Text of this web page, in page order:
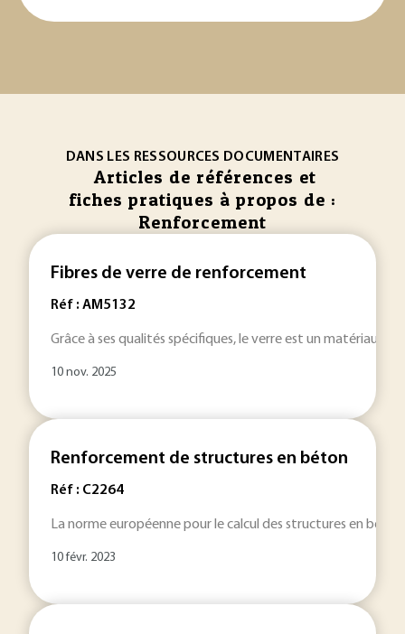
DANS LES RESSOURCES DOCUMENTAIRES
Articles de références et
fiches pratiques à propos de :
Renforcement
Fibres de verre de renforcement
Réf : AM5132
Grâce à ses qualités spécifiques, le verre est un matériau
10 nov. 2025
Renforcement de structures en béton
Réf : C2264
La norme européenne pour le calcul des structures en
10 févr. 2023